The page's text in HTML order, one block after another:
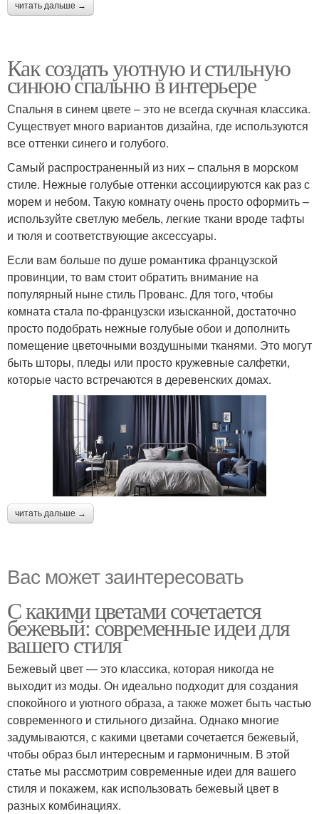
читать дальше →
Как создать уютную и стильную
синюю спальню в интерьере
Спальня в синем цвете – это не всегда скучная классика.
Существует много вариантов дизайна, где используются
все оттенки синего и голубого.
Самый распространенный из них – спальня в морском
стиле. Нежные голубые оттенки ассоциируются как раз с
морем и небом. Такую комнату очень просто оформить –
используйте светлую мебель, легкие ткани вроде тафты
и тюля и соответствующие аксессуары.
Если вам больше по душе романтика французской
провинции, то вам стоит обратить внимание на
популярный ныне стиль Прованс. Для того, чтобы
комната стала по-французски изысканной, достаточно
просто подобрать нежные голубые обои и дополнить
помещение цветочными воздушными тканями. Это могут
быть шторы, пледы или просто кружевные салфетки,
которые часто встречаются в деревенских домах.
читать дальше →
Вас может заинтересовать
С какими цветами сочетается
бежевый: современные идеи для
вашего стиля
Бежевый цвет — это классика, которая никогда не
выходит из моды. Он идеально подходит для создания
спокойного и уютного образа, а также может быть частью
современного и стильного дизайна. Однако многие
задумываются, с какими цветами сочетается бежевый,
чтобы образ был интересным и гармоничным. В этой
статье мы рассмотрим современные идеи для вашего
стиля и покажем, как использовать бежевый цвет в
разных комбинациях.